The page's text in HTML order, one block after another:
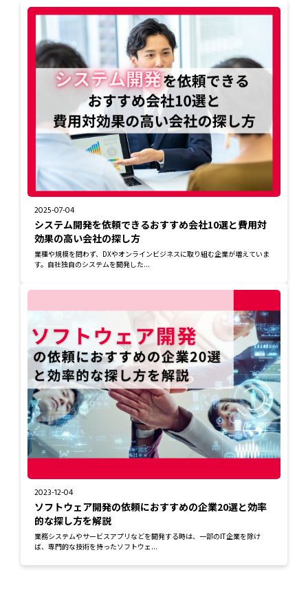
2025-07-04
システム開発を依頼できるおすすめ会社10選と費用対
効果の高い会社の探し方
業種や規模を問わず、DXやオンラインビジネスに取り組む企業が増えていま
す。自社独自のシステムを開発した...
2023-12-04
ソフトウェア開発の依頼におすすめの企業20選と効率
的な探し方を解説
業務システムやサービスアプリなどを開発する時は、一部のIT企業を除け
ば、専門的な技術を持ったソフトウェ...